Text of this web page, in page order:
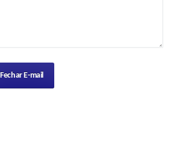
Fechar E-mail